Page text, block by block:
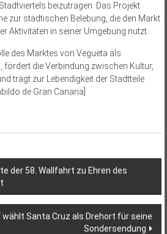
beizutragen. Das Projekt
zur städtischen Belebung, die den Markt
Aktivitäten in seiner Umgebung nutzt.
des Marktes von Vegueta als
fördert die Verbindung zwischen Kultur,
trägt zur Lebendigkeit der Stadtteile
de Gran Canaria]
der 58. Wallfahrt zu Ehren des
wählt Santa Cruz als Drehort für seine
Sondersendung